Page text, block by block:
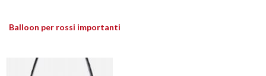
Balloon per rossi importanti